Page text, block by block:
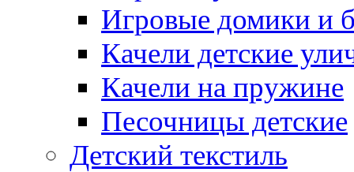
Игровые домики и
Качели детские
Качели на пружине
Песочницы детские
Детский текстиль